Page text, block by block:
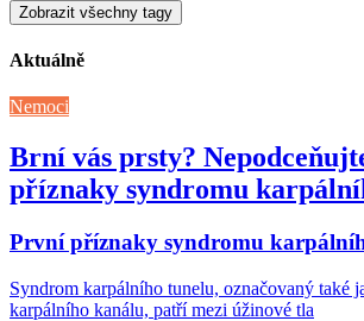
Zobrazit všechny tagy
Aktuálně
Nemoci
Brní vás prsty?
příznaky syndromu
První příznaky syndromu
Syndrom karpálního tunelu, označovaný také
karpálního kanálu, patří mezi úžinové tla